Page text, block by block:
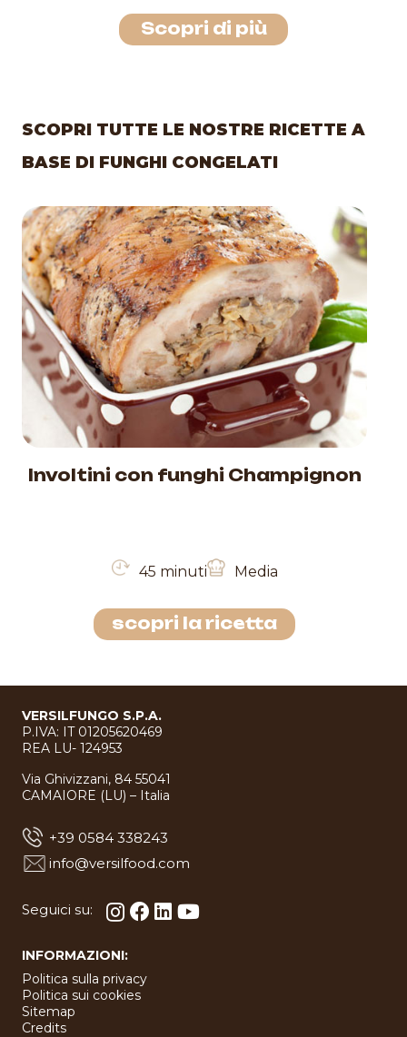
Scopri di più
SCOPRI TUTTE LE NOSTRE RICETTE A
BASE DI FUNGHI CONGELATI
Involtini con funghi Champignon
45 minuti Media
scopri la ricetta
VERSILFUNGO S.P.A.
P.IVA: IT 01205620469
REA LU- 124953
Via Ghivizzani, 84 55041
CAMAIORE (LU) – Italia
+39 0584 338243
info@versilfood.com
Seguici su:
INFORMAZIONI:
Politica sulla privacy
Politica sui cookies
Sitemap
Credits